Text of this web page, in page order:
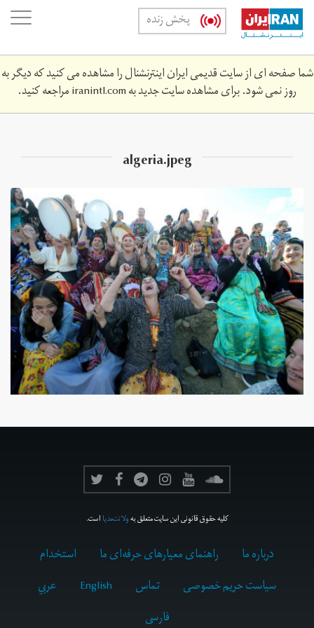
Skip
main
content
پخش زنده
شما صفحه ای از سایت قدیمی ایران اینترنشنال را مشاهده می کنید که دیگر به
روز نمی شود. برای مشاهده سایت جدید بهiranintl.comمراجعه کنید.
algeria.jpeg
کلیه حقوق قانونی این سایت متعلق بهولانت‌مدیااست.
درباره ما راهنمای معیارهای حرفه‌ای ما
استخدام
سیاست حریم خصوصی
تماس English
عربي
فارسى